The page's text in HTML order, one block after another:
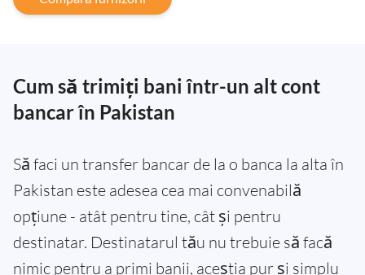
Cum să trimiți bani într-un alt cont
bancar în Pakistan
Să faci un transfer bancar de la o banca la alta în
Pakistan este adesea cea mai convenabilă
opțiune - atât pentru tine, cât și pentru
destinatar. Destinatarul tău nu trebuie să facă
nimic pentru a primi banii, aceștia pur și simplu